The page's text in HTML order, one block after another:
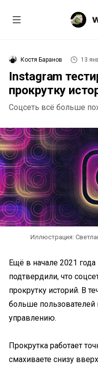
Костя Баранов 13
Instagram
прокрутку
Соцсеть всё больше
Иллюстрация:
Ещё в начале 2021
подтвердили, что
прокрутку историй. В
больше пользователей
управлению.
Прокрутка работает
смахиваете снизу